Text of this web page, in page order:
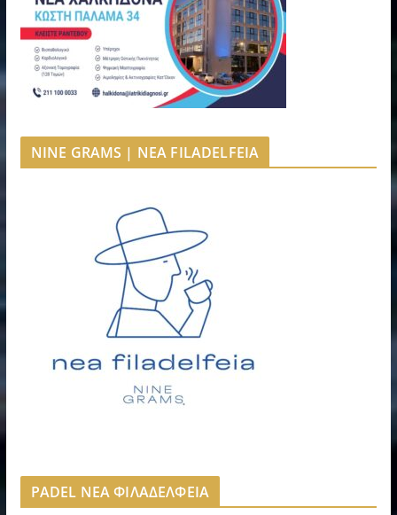
NINE GRAMS | NEA FILADELFEIA
PADEL ΝΕΑ ΦΙΛΑΔΕΛΦΕΙΑ